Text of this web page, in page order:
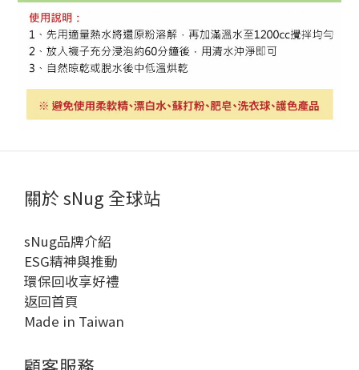
關於 sNug 全球站
sNug品牌介紹
ESG精神與推動
環保回收享好禮
返回首頁
Made in Taiwan